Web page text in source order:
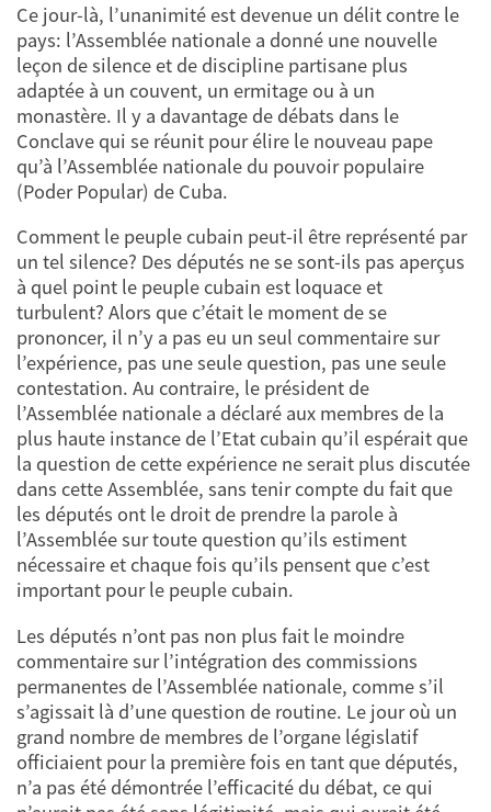
Ce jour-là, l’unanimité est devenue un délit contre le
pays: l’Assemblée nationale a donné une nouvelle
leçon de silence et de discipline partisane plus
adaptée à un couvent, un ermitage ou à un
monastère. Il y a davantage de débats dans le
Conclave qui se réunit pour élire le nouveau pape
qu’à l’Assemblée nationale du pouvoir populaire
(Poder Popular) de Cuba.
Comment le peuple cubain peut-il être représenté par
un tel silence? Des députés ne se sont-ils pas aperçus
à quel point le peuple cubain est loquace et
turbulent? Alors que c’était le moment de se
prononcer, il n’y a pas eu un seul commentaire sur
l’expérience, pas une seule question, pas une seule
contestation. Au contraire, le président de
l’Assemblée nationale a déclaré aux membres de la
plus haute instance de l’Etat cubain qu’il espérait que
la question de cette expérience ne serait plus discutée
dans cette Assemblée, sans tenir compte du fait que
les députés ont le droit de prendre la parole à
l’Assemblée sur toute question qu’ils estiment
nécessaire et chaque fois qu’ils pensent que c’est
important pour le peuple cubain.
Les députés n’ont pas non plus fait le moindre
commentaire sur l’intégration des commissions
permanentes de l’Assemblée nationale, comme s’il
s’agissait là d’une question de routine. Le jour où un
grand nombre de membres de l’organe législatif
officiaient pour la première fois en tant que députés,
n’a pas été démontrée l’efficacité du débat, ce qui